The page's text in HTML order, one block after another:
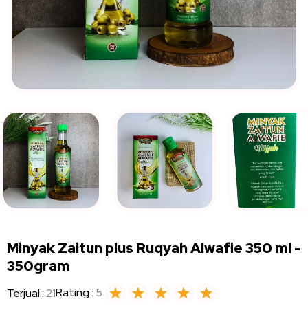
Minyak Zaitun plus Ruqyah Alwafie 350 ml-
350gram
Terjual : 21Rating : 5